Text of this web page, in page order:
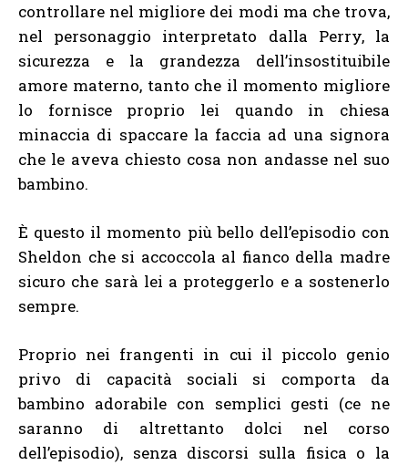
controllare nel migliore dei modi ma che trova,
nel personaggio interpretato dalla Perry, la
sicurezza e la grandezza dell’insostituibile
amore materno, tanto che il momento migliore
lo fornisce proprio lei quando in chiesa
minaccia di spaccare la faccia ad una signora
che le aveva chiesto cosa non andasse nel suo
bambino.
È questo il momento più bello dell’episodio con
Sheldon che si accoccola al fianco della madre
sicuro che sarà lei a proteggerlo e a sostenerlo
sempre.
Proprio nei frangenti in cui il piccolo genio
privo di capacità sociali si comporta da
bambino adorabile con semplici gesti (ce ne
saranno di altrettanto dolci nel corso
dell’episodio), senza discorsi sulla fisica o la